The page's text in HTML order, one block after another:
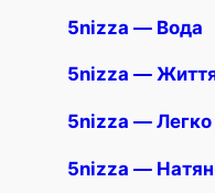
5nizza — Вода
5nizza —
5nizza — Легко
5nizza —